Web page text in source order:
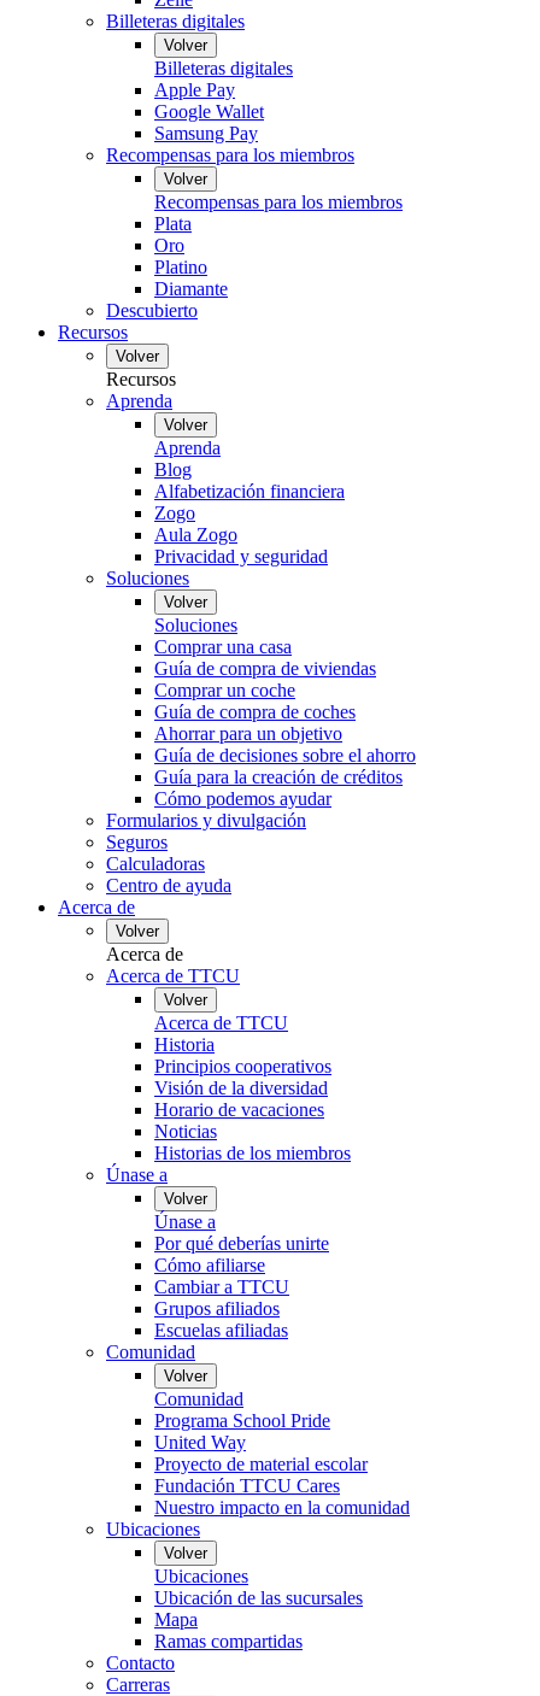
Billeteras digitales
Volver
Billeteras digitales
Apple Pay
Google Wallet
Samsung Pay
Recompensas para los miembros
Volver
Recompensas para los miembros
Plata
Oro
Platino
Diamante
Descubierto
Recursos
Volver
Recursos
Aprenda
Volver
Aprenda
Blog
Alfabetización financiera
Zogo
Aula Zogo
Privacidad y seguridad
Soluciones
Volver
Soluciones
Comprar una casa
Guía de compra de viviendas
Comprar un coche
Guía de compra de coches
Ahorrar para un objetivo
Guía de decisiones sobre el ahorro
Guía para la creación de créditos
Cómo podemos ayudar
Formularios y divulgación
Seguros
Calculadoras
Centro de ayuda
Acerca de
Volver
Acerca de
Acerca de TTCU
Volver
Acerca de TTCU
Historia
Principios cooperativos
Visión de la diversidad
Horario de vacaciones
Noticias
Historias de los miembros
Únase a
Volver
Únase a
Por qué deberías unirte
Cómo afiliarse
Cambiar a TTCU
Grupos afiliados
Escuelas afiliadas
Comunidad
Volver
Comunidad
Programa School Pride
United Way
Proyecto de material escolar
Fundación TTCU Cares
Nuestro impacto en la comunidad
Ubicaciones
Volver
Ubicaciones
Ubicación de las sucursales
Mapa
Ramas compartidas
Contacto
Carreras